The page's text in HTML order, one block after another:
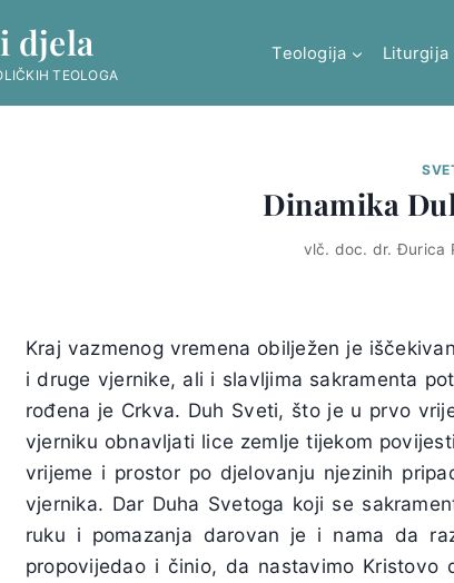
djela
TEOLOGA
Teologija Liturgija
Dinamika
vlč. doc. dr. Đurica
Kraj vazmenog vremena obilježen je
i druge vjernike, ali i slavljima sakramenta
rođena je Crkva. Duh Sveti, što je u prvo
vjerniku obnavljati lice zemlje tijekom
vrijeme i prostor po djelovanju njezinih
vjernika. Dar Duha Svetoga koji se
ruku i pomazanja darovan je i nama da
propovijedao i činio, da nastavimo Kristovo